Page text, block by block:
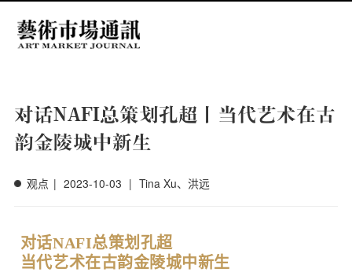
对话NAFI总策划孔超丨当代艺术在古
韵金陵城中新生
观点 | 2023-10-03 | Tina Xu、洪远
对话NAFI总策划孔超
当代艺术在古韵金陵城中新生